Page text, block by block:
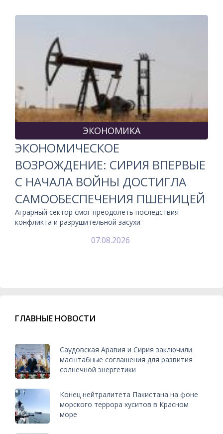
ЭКОНОМИКА
ЭКОНОМИЧЕСКОЕ
ВОЗРОЖДЕНИЕ: СИРИЯ ВПЕРВЫЕ
С НАЧАЛА ВОЙНЫ ДОСТИГЛА
САМООБЕСПЕЧЕНИЯ ПШЕНИЦЕЙ
Аграрный сектор смог преодолеть последствия
конфликта и разрушительной засухи
07.08.2026
ГЛАВНЫЕ НОВОСТИ
Саудовская Аравия и Сирия заключили
масштабные соглашения для развития
солнечной энергетики
Конец нейтралитета Пакистана на фоне
морского террора хуситов в Красном
море